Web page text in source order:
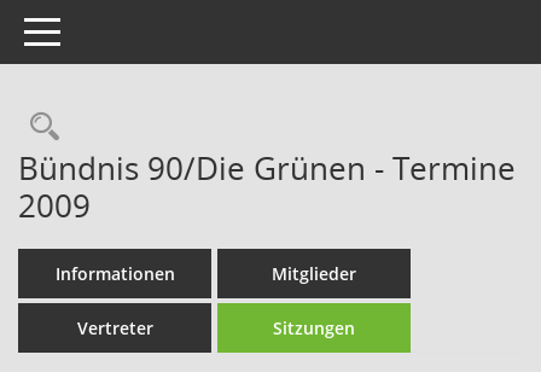
Toggle navigation
Rechercheauswahl
Bündnis 90/Die Grünen - Termine
2009
Informationen Mitglieder
Vertreter Sitzungen